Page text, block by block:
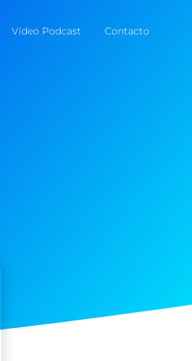
Vídeo Podcast Contacto